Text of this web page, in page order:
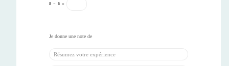
8 − 6 =